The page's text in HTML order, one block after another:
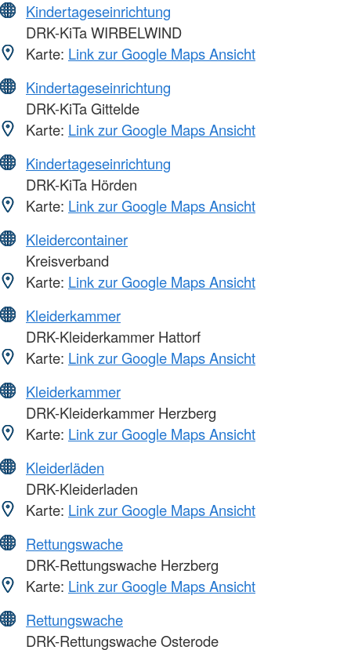
Kindertageseinrichtung
DRK-KiTa WIRBELWIND
Karte: Link zur Google Maps Ansicht
Kindertageseinrichtung
DRK-KiTa Gittelde
Karte: Link zur Google Maps Ansicht
Kindertageseinrichtung
DRK-KiTa Hörden
Karte: Link zur Google Maps Ansicht
Kleidercontainer
Kreisverband
Karte: Link zur Google Maps Ansicht
Kleiderkammer
DRK-Kleiderkammer Hattorf
Karte: Link zur Google Maps Ansicht
Kleiderkammer
DRK-Kleiderkammer Herzberg
Karte: Link zur Google Maps Ansicht
Kleiderläden
DRK-Kleiderladen
Karte: Link zur Google Maps Ansicht
Rettungswache
DRK-Rettungswache Herzberg
Karte: Link zur Google Maps Ansicht
Rettungswache
DRK-Rettungswache Osterode